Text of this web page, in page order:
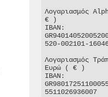
Λογαριασμός
€ )
IBAN:
520-002101-
Λογαριασμός
Ευρώ ( € )
IBAN:
5511026936007